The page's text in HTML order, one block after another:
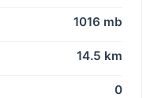
1016 mb
14.5 km
0